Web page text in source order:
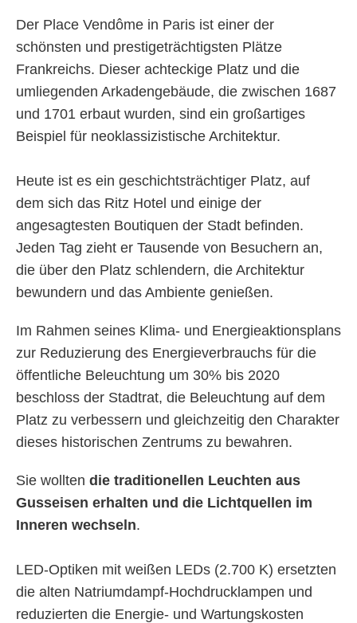
Über uns
Der Place Vendôme in Paris ist einer der
schönsten und prestigeträchtigsten Plätze
Frankreichs. Dieser achteckige Platz und die
umliegenden Arkadengebäude, die zwischen 1687
und 1701 erbaut wurden, sind ein großartiges
Beispiel für neoklassizistische Architektur.
Heute ist es ein geschichtsträchtiger Platz, auf
dem sich das Ritz Hotel und einige der
angesagtesten Boutiquen der Stadt befinden.
Jeden Tag zieht er Tausende von Besuchern an,
die über den Platz schlendern, die Architektur
bewundern und das Ambiente genießen.
Im Rahmen seines Klima- und Energieaktionsplans
zur Reduzierung des Energieverbrauchs für die
öffentliche Beleuchtung um 30% bis 2020
beschloss der Stadtrat, die Beleuchtung auf dem
Platz zu verbessern und gleichzeitig den Charakter
dieses historischen Zentrums zu bewahren.
Sie wollten die traditionellen Leuchten aus
Gusseisen erhalten und die Lichtquellen im
Inneren wechseln.
LED-Optiken mit weißen LEDs (2.700 K) ersetzten
die alten Natriumdampf-Hochdrucklampen und
reduzierten die Energie- und Wartungskosten